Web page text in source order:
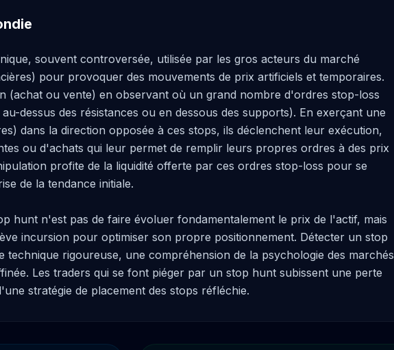
souvent controversée, utilisée par les gros acteurs du marché
pour provoquer des mouvements de prix artificiels et temporaires.
(achat ou vente) en observant où un grand nombre d'ordres stop-loss
dessus des résistances ou en dessous des supports). En exerçant une
dans la direction opposée à ces stops, ils déclenchent leur exécution,
ou d'achats qui leur permet de remplir leurs propres ordres à des prix
profite de la liquidité offerte par ces ordres stop-loss pour se
de la tendance initiale.
hunt n'est pas de faire évoluer fondamentalement le prix de l'actif, mais
incursion pour optimiser son propre positionnement. Détecter un stop
technique rigoureuse, une compréhension de la psychologie des marchés
Les traders qui se font piéger par un stop hunt subissent une perte
stratégie de placement des stops réfléchie.